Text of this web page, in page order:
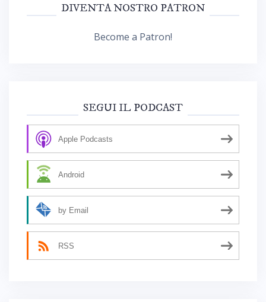
DIVENTA NOSTRO PATRON
Become a Patron!
SEGUI IL PODCAST
Apple Podcasts
Android
by Email
RSS